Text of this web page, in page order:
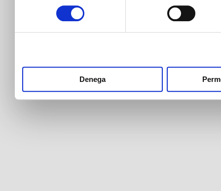
consentiment
Denega